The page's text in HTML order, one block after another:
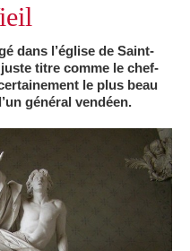
dans l’église de Saint-
titre comme le chef-
le plus beau
général vendéen.